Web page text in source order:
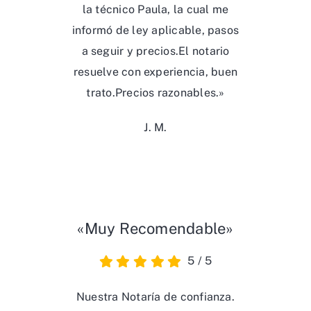
la técnico Paula, la cual me
informó de ley aplicable, pasos
a seguir y precios.El notario
resuelve con experiencia, buen
trato.Precios razonables.»
J. M.
«Muy Recomendable»
5 / 5
Nuestra Notaría de confianza.